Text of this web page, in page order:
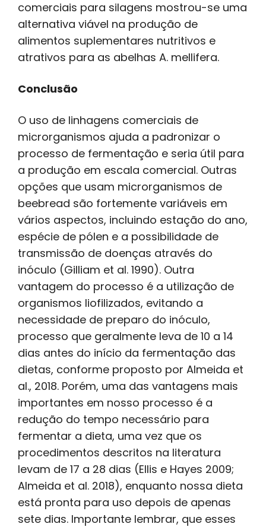
comerciais para silagens mostrou-se uma
alternativa viável na produção de
alimentos suplementares nutritivos e
atrativos para as abelhas A. mellifera.
Conclusão
O uso de linhagens comerciais de
microrganismos ajuda a padronizar o
processo de fermentação e seria útil para
a produção em escala comercial. Outras
opções que usam microrganismos de
beebread são fortemente variáveis ​​em
vários aspectos, incluindo estação do ano,
espécie de pólen e a possibilidade de
transmissão de doenças através do
inóculo (Gilliam et al. 1990). Outra
vantagem do processo é a utilização de
organismos liofilizados, evitando a
necessidade de preparo do inóculo,
processo que geralmente leva de 10 a 14
dias antes do início da fermentação das
dietas, conforme proposto por Almeida et
al., 2018. Porém, uma das vantagens mais
importantes em nosso processo é a
redução do tempo necessário para
fermentar a dieta, uma vez que os
procedimentos descritos na literatura
levam de 17 a 28 dias (Ellis e Hayes 2009;
Almeida et al. 2018), enquanto nossa dieta
está pronta para uso depois de apenas
sete dias. Importante lembrar, que esses